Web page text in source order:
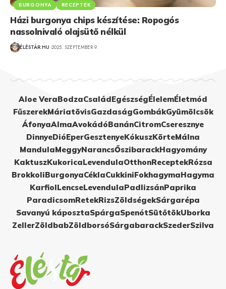
BURGONYA RECEPTEK
Házi burgonya chips készítése: Ropogós
nassolnivaló olajsütő nélkül
ÉLÉSTÁR.HU 2025. SZEPTEMBER 9.
Aloe VeraBodzaCsaládEgészségÉlelemÉletmód
FűszerekMáriatövisGazdaságGombákGyümölcsök
ÁfonyaAlmaAvokádóBanánCitromCseresznye
DinnyeDióEperGesztenyeKókuszKörteMálna
MandulaMeggyNarancsŐszibarackHagyomány
KaktuszKukoricaLevendulaOtthonReceptekRózsa
BrokkoliBurgonyaCéklaCukkiniFokhagymaHagyma
KarfiolLencseLevendulaPadlizsánPaprika
ParadicsomRetekRizsZöldségekSárgarépa
Savanyú káposztaSpárgaSpenótSütőtökUborka
ZellerZöldbabZöldborsóSárgabarackSzederSzilva